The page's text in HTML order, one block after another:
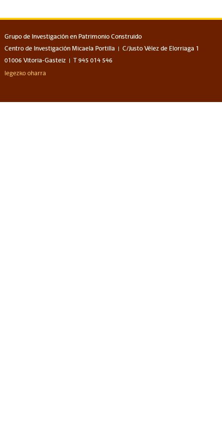
Grupo de Investigación en Patrimonio Construido
Centro de Investigación Micaela Portilla
C/Justo Vélez de Elorriaga 1
01006 Vitoria-Gasteiz
T 945 014 546
legezko oharra